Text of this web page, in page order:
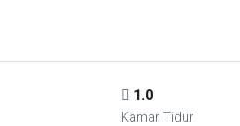
1.0
Kamar Tidur